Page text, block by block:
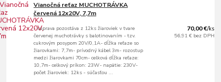
Vianočná reťaz MUCHOTRÁVKA
červená 12x20V, 7,7m
- súprava pozostáva z 12ks žiaroviek v tvare
červenej muchotrávky s balotinovaním - tzv.
cukrovým posypom 20V/0,1A- dĺžka reťaze so
žiarovkami: 7,7m- prívodný kábel 3m- rozostup
medzi žiarovkami 70cm- celková dĺžka reťaze:
10,7m- celkový príkon: 23W- napätie: 230V-
počet žiaroviek: 12ks - súčasťou ...
70,00 €/ks
56,91 € bez DPH